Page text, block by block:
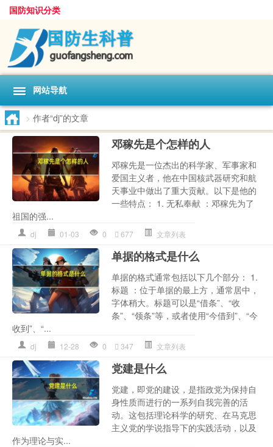
国防知识分类
网站导航
> 作者“dj”的文章
邓稼先是个怎样的人
邓稼先是一位杰出的科学家、军事家和
爱国主义者，他在中国核武器研究和航
天事业中做出了重大贡献。以下是他的
一些特点： 1. 无私奉献 ：邓稼先为了
祖国的强...
dj 01-03 0 677 文章列表
单据的格式是什么
单据的格式通常包括以下几个部分： 1.
标题 ：位于单据的最上方，通常居中，
字体稍大。标题可以是“借条”、“收
条”、“领条”等，或者使用“今借到”、“今
收到”、“...
dj 12-28 0 347 文章列表
党建是什么
党建，即党的建设，是指政党为保持自
身性质而进行的一系列自我完善的活
动。这包括理论科学的研究、在马克思
主义党的学说指导下的实践活动，以及
作为理论与实...